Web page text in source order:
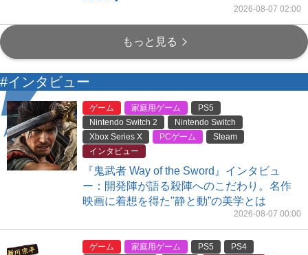
2026-08-07 02:00
もっと見る
#インタビュー
ゲーム 家庭用ゲーム
PS5
Nintendo Switch 2
Nintendo Switch
Xbox Series X
PCゲーム
Steam
インタビュー
『鬼武者 Way of the Sword』インタビュ
ー：開発陣が語る殺陣へのこだわり。名作
映画に着想を得た"静と動”の美学とは
2026-08-07 00:00
ゲーム 家庭用ゲーム PS5
PS4